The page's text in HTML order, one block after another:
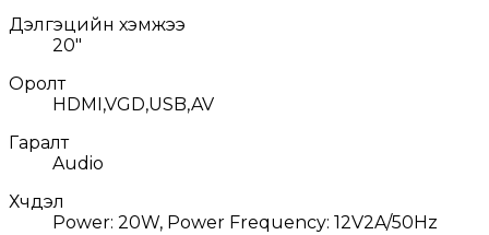
Дэлгэцийн хэмжээ
20"
Оролт
HDMI,VGD,USB,AV
Гаралт
Audio
Хүчдэл
Power: 20W, Power Frequency: 12V2A/50Hz